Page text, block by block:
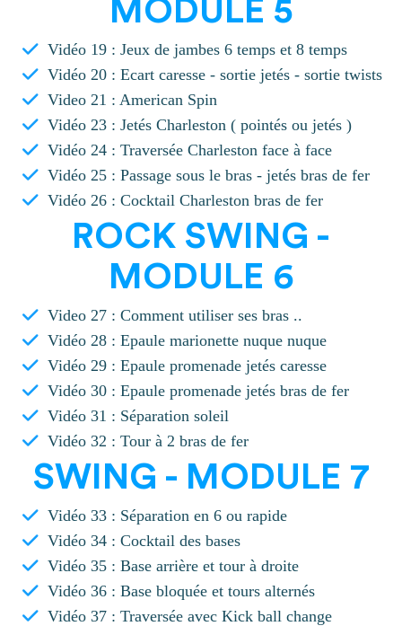
MODULE 5
Vidéo 19 : Jeux de jambes 6 temps et 8 temps
Vidéo 20 : Ecart caresse - sortie jetés - sortie twists
Video 21 : American Spin
Vidéo 23 : Jetés Charleston ( pointés ou jetés )
Vidéo 24 : Traversée Charleston face à face
Vidéo 25 : Passage sous le bras - jetés bras de fer
Vidéo 26 : Cocktail Charleston bras de fer
ROCK SWING -
MODULE 6
Video 27 : Comment utiliser ses bras ..
Vidéo 28 : Epaule marionette nuque nuque
Vidéo 29 : Epaule promenade jetés caresse
Vidéo 30 : Epaule promenade jetés bras de fer
Vidéo 31 : Séparation soleil
Vidéo 32 : Tour à 2 bras de fer
SWING - MODULE 7
Vidéo 33 : Séparation en 6 ou rapide
Vidéo 34 : Cocktail des bases
Vidéo 35 : Base arrière et tour à droite
Vidéo 36 : Base bloquée et tours alternés
Vidéo 37 : Traversée avec Kick ball change